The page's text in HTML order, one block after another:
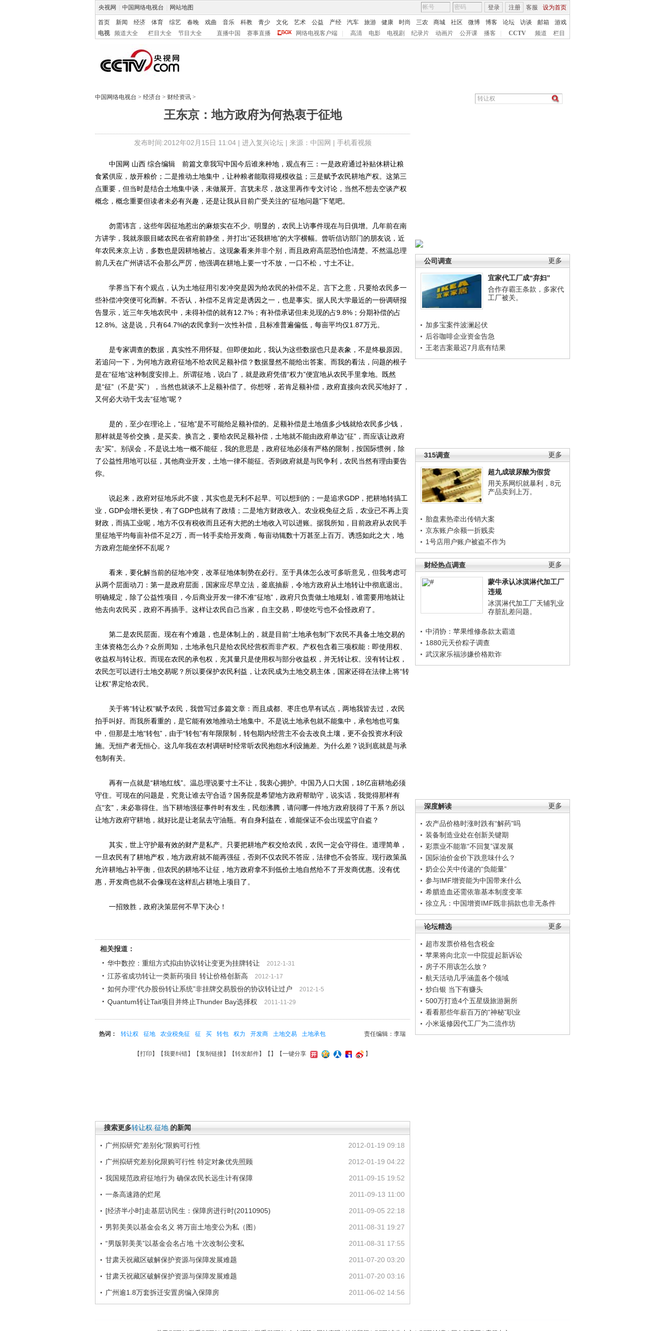
央视网 中国网络电视台 网站地图 客服 设为首页
登录 注册
首页 新闻 经济 体育 综艺 春晚 戏曲 音乐 科教 青少 文化 艺术 公益 产经 汽车 旅游 健康 时尚 三农 商城 社区 微博 博客 论坛 访谈 邮箱
游戏
电视
频道大全 栏目大全 节目大全 直播中国 赛事直播 网络电视客户端 高清 电影 电视剧 纪录片 动画片 公开课 播客 CCTV 频道 栏目
中国网络电视台 > 经济台 > 财经资讯 >
王东京：地方政府为何热衷于征地
发布时间:2012年02月15日 11:04 | 进入复兴论坛| 来源：中国网 | 手机看视频
更多
公司调查
宜家代工厂成“弃妇”
合作存霸王条款，多家代
工厂被关。
加多宝案件波澜起伏
后谷咖啡企业资金告急
王老吉案最迟7月底有结果
更多
315调查
超九成玻尿酸为假货
用关系网织就暴利，8元
产品卖到上万。
胎盘素热牵出传销大案
京东账户余额一折贱卖
1号店用户账户被盗不作为
更多
财经热点调查
蒙牛承认冰淇淋代加工厂
违规
冰淇淋代加工厂天辅乳业
存脏乱差问题。
中消协：苹果维修条款太霸道
1880元天价粽子调查
武汉家乐福涉嫌价格欺诈
更多
深度解读
农产品价格时涨时跌有“解药”吗
装备制造业处在创新关键期
彩票业不能靠“不回复”谋发展
国际油价金价下跌意味什么？
奶企公关中传递的“负能量”
参与IMF增资能为中国带来什么
希腊造血还需依靠基本制度变革
徐立凡：中国增资IMF既非捐款也非无条件
更多
论坛精选
超市发票价格包含税金
苹果将向北京一中院提起新诉讼
房子不用该怎么放？
航天活动几乎涵盖各个领域
炒白银 当下有赚头
500万打造4个五星级旅游厕所
看看那些年薪百万的“神秘”职业
小米返修因代工厂为二流作坊
中国网 山西 综合编辑 前篇文章我写中国今后谁来种地，观点有三：一是政府通过补贴休耕让粮
食紧供应，放开粮价；二是推动土地集中，让种粮者能取得规模收益；三是赋予农民耕地产权。这第三
点重要，但当时是结合土地集中谈，未做展开。言犹未尽，故这里再作专文讨论，当然不想去空谈产权
概念，概念重要但读者未必有兴趣，还是让我从目前广受关注的“征地问题”下笔吧。
勿需讳言，这些年因征地惹出的麻烦实在不少。明显的，农民上访事件现在与日俱增。几年前在南
方讲学，我就亲眼目睹农民在省府前静坐，并打出“还我耕地”的大字横幅。曾听信访部门的朋友说，近
年农民来京上访，多数也是因耕地被占。这现象看来并非个别，而且政府高层恐怕也清楚。不然温总理
前几天在广州讲话不会那么严厉，他强调在耕地上要一寸不放，一口不松，寸土不让。
学界当下有个观点，认为土地征用引发冲突是因为给农民的补偿不足。言下之意，只要给农民多一
些补偿冲突便可化而解。不否认，补偿不足肯定是诱因之一，也是事实。据人民大学最近的一份调研报
告显示，近三年失地农民中，未得补偿的就有12.7%；有补偿承诺但未兑现的占9.8%；分期补偿的占
12.8%。这是说，只有64.7%的农民拿到一次性补偿，且标准普遍偏低，每亩平均仅1.87万元。
是专家调查的数据，真实性不用怀疑。但即便如此，我认为这些数据也只是表象，不是终极原因。
若追问一下，为何地方政府征地不给农民足额补偿？数据显然不能给出答案。而我的看法，问题的根子
是在“征地”这种制度安排上。所谓征地，说白了，就是政府凭借“权力”便宜地从农民手里拿地。既然
是“征”（不是“买”），当然也就谈不上足额补偿了。你想呀，若肯足额补偿，政府直接向农民买地好了，
又何必大动干戈去“征地”呢？
是的，至少在理论上，“征地”是不可能给足额补偿的。足额补偿是土地值多少钱就给农民多少钱，
那样就是等价交换，是买卖。换言之，要给农民足额补偿，土地就不能由政府单边“征”，而应该让政府
去“买”。别误会，不是说土地一概不能征，我的意思是，政府征地必须有严格的限制，按国际惯例，除
了公益性用地可以征，其他商业开发，土地一律不能征。否则政府就是与民争利，农民当然有理由要告
你。
说起来，政府对征地乐此不疲，其实也是无利不起早。可以想到的；一是追求GDP，把耕地转搞工
业，GDP会增长更快，有了GDP也就有了政绩；二是地方财政收入。农业税免征之后，农业已不再上贡
财政，而搞工业呢，地方不仅有税收而且还有大把的土地收入可以进账。据我所知，目前政府从农民手
里征地平均每亩补偿不足2万，而一转手卖给开发商，每亩动辄数十万甚至上百万。诱惑如此之大，地
方政府怎能坐怀不乱呢？
看来，要化解当前的征地冲突，改革征地体制势在必行。至于具体怎么改可多听意见，但我考虑可
从两个层面动刀：第一是政府层面，国家应尽早立法，釜底抽薪，令地方政府从土地转让中彻底退出。
明确规定，除了公益性项目，今后商业开发一律不准“征地”，政府只负责做土地规划，谁需要用地就让
他去向农民买，政府不再插手。这样让农民自己当家，自主交易，即使吃亏也不会怪政府了。
第二是农民层面。现在有个难题，也是体制上的，就是目前“土地承包制”下农民不具备土地交易的
主体资格怎么办？众所周知，土地承包只是给农民经营权而非产权。产权包含着三项权能：即使用权、
收益权与转让权。而现在农民的承包权，充其量只是使用权与部分收益权，并无转让权。没有转让权，
农民怎可以进行土地交易呢？所以要保护农民利益，让农民成为土地交易主体，国家还得在法律上将“转
让权”界定给农民。
关于将“转让权”赋予农民，我曾写过多篇文章：而且成都、枣庄也早有试点，两地我皆去过，农民
拍手叫好。而我所看重的，是它能有效地推动土地集中。不是说土地承包就不能集中，承包地也可集
中，但那是土地“转包”，由于“转包”有年限限制，转包期内经营主不会去改良土壤，更不会投资水利设
施。无恒产者无恒心。这几年我在农村调研时经常听农民抱怨水利设施差。为什么差？说到底就是与承
包制有关。
再有一点就是“耕地红线”。温总理说要寸土不让，我衷心拥护。中国乃人口大国，18亿亩耕地必须
守住。可现在的问题是，究竟让谁去守合适？国务院是希望地方政府帮助守，说实话，我觉得那样有
点“玄”，未必靠得住。当下耕地强征事件时有发生，民怨沸腾，请问哪一件地方政府脱得了干系？所以
让地方政府守耕地，就好比是让老鼠去守油瓶。有自身利益在，谁能保证不会出现监守自盗？
其实，世上守护最有效的财产是私产。只要把耕地产权交给农民，农民一定会守得住。道理简单，
一旦农民有了耕地产权，地方政府就不能再强征，否则不仅农民不答应，法律也不会答应。现行政策虽
允许耕地占补平衡，但农民的耕地不让征，地方政府拿不到低价土地自然给不了开发商优惠。没有优
惠，开发商也就不会像现在这样乱占耕地上项目了。
一招致胜，政府决策层何不早下决心！
相关报道：
华中数控：重组方式拟由协议转让变更为挂牌转让
2012-1-31
江苏省成功转让一类新药项目 转让价格创新高 2012-1-17
如何办理“代办股份转让系统”非挂牌交易股份的协议转让过户 2012-1-5
Quantum转让Tait项目并终止Thunder Bay选择权 2011-11-29
责任编辑：李瑞
热词： 转让权 征地 农业税免征 征 买 转包 权力 开发商 土地交易 土地承包
【打印 】【我要纠错】【复制链接】【转发邮件】【 】 【一键分享 】
搜索更多转让权 征地 的新闻
2012-01-19 09:18
广州拟研究“差别化”限购可行性
2012-01-19 04:22
广州拟研究差别化限购可行性 特定对象优先照顾
2011-09-15 19:52
我国规范政府征地行为 确保农民长远生计有保障
2011-09-13 11:00
一条高速路的烂尾
2011-09-05 22:18
[经济半小时]走基层访民生：保障房进行时(20110905)
2011-08-31 19:27
男郭美美以基金会名义 将万亩土地变公为私（图）
2011-08-31 17:55
“男版郭美美”以基金会名占地 十次改制公变私
2011-07-20 03:20
甘肃天祝藏区破解保护资源与保障发展难题
2011-07-20 03:16
甘肃天祝藏区破解保护资源与保障发展难题
2011-06-02 14:56
广州逾1.8万套拆迁安置房编入保障房